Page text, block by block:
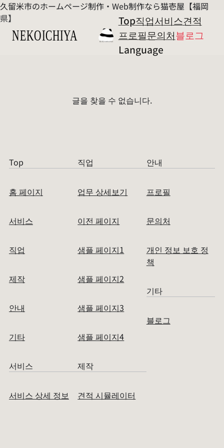
久留米市のホームページ制作・Web制作なら猫壱屋【福岡
県】
Top직업서비스견적
프로필문의처블로그
Language
글을 찾을 수 없습니다.
Top
홈 페이지
서비스
직업
제작
안내
기타
서비스
서비스 상세 정보
직업
업무 상세보기
이전 페이지
샘플 페이지1
샘플 페이지2
샘플 페이지3
샘플 페이지4
제작
견적 시뮬레이터
안내
프로필
문의처
개인 정보 보호 정
책
기타
블로그